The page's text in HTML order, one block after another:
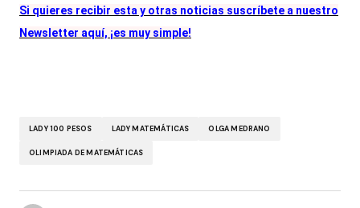
Si quieres recibir esta y otras noticias suscríbete a nuestro
Newsletter aquí, ¡es muy simple!
LADY 100 PESOS LADY MATEMÁTICAS OLGA MEDRANO
OLIMPIADA DE MATEMÁTICAS